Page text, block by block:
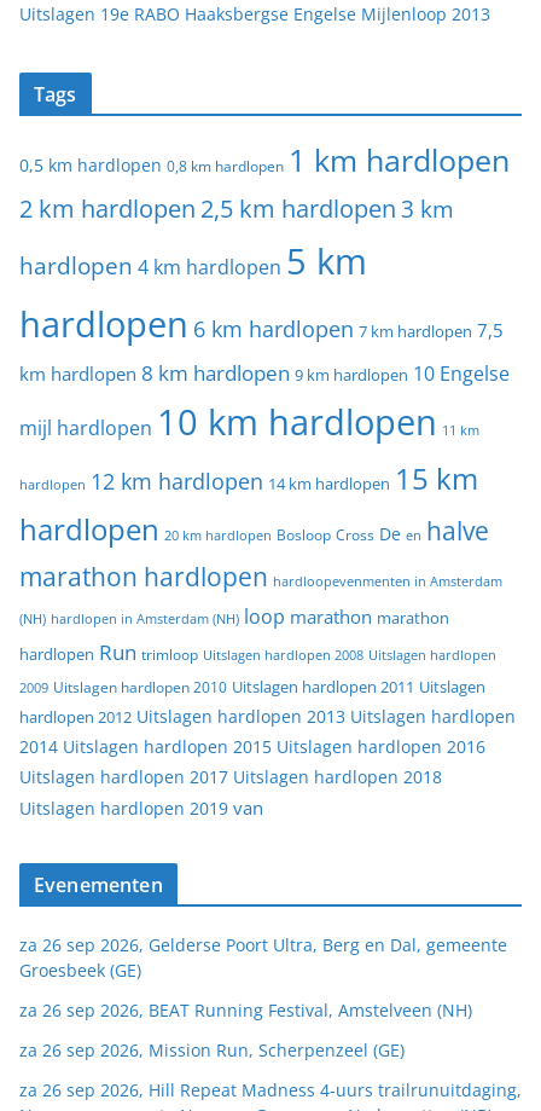
Uitslagen 19e RABO Haaksbergse Engelse Mijlenloop 2013
Tags
0,5 km hardlopen 0,8 km hardlopen 1 km hardlopen
2 km hardlopen 2,5 km hardlopen 3 km
hardlopen 4 km hardlopen 5 km
hardlopen 6 km hardlopen 7 km hardlopen 7,5
km hardlopen 8 km hardlopen 9 km hardlopen 10 Engelse
mijl hardlopen 10 km hardlopen 11 km
hardlopen 12 km hardlopen 14 km hardlopen 15 km
hardlopen 20 km hardlopen Bosloop Cross De en halve
marathon hardlopen hardloopevenmenten in Amsterdam
(NH) hardlopen in Amsterdam (NH) loop marathon marathon
hardlopen Run trimloop Uitslagen hardlopen 2008 Uitslagen hardlopen
2009 Uitslagen hardlopen 2010 Uitslagen hardlopen 2011 Uitslagen
hardlopen 2012 Uitslagen hardlopen 2013 Uitslagen hardlopen
2014 Uitslagen hardlopen 2015 Uitslagen hardlopen 2016
Uitslagen hardlopen 2017 Uitslagen hardlopen 2018
Uitslagen hardlopen 2019 van
Evenementen
za 26 sep 2026, Gelderse Poort Ultra, Berg en Dal, gemeente
Groesbeek (GE)
za 26 sep 2026, BEAT Running Festival, Amstelveen (NH)
za 26 sep 2026, Mission Run, Scherpenzeel (GE)
za 26 sep 2026, Hill Repeat Madness 4-uurs trailrunuitdaging,